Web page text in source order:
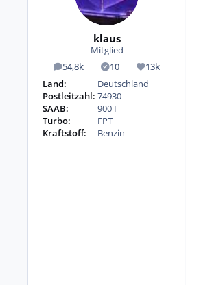
klaus
Mitglied
54,8k
Beiträge 10
Lösungen13k
Reputation
Land:
Deutschland
Postleitzahl: 74930
SAAB:
900 I
Turbo:
FPT
Kraftstoff:
Benzin